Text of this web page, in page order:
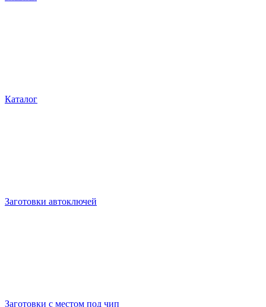
Каталог
Заготовки автоключей
Заготовки с местом под чип